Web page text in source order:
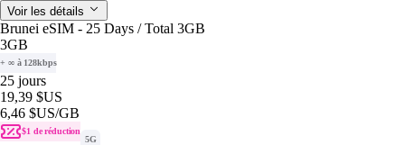
Voir les détails
Brunei eSIM - 25 Days / Total 3GB
3GB
+ ∞ à 128kbps
25 jours
19,39 $US
6,46 $US/GB
$1 de réduction
5G